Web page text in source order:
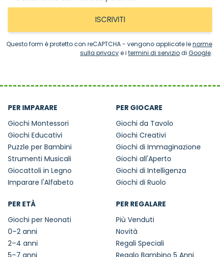
ISCRIVITI
Questo form è protetto con reCAPTCHA - vengono applicate lenorme
sulla privacye i termini di serviziodi Google.
PER IMPARARE
Giochi Montessori
Giochi Educativi
Puzzle per Bambini
Strumenti Musicali
Giocattoli in Legno
Imparare l'Alfabeto
PER GIOCARE
Giochi da Tavolo
Giochi Creativi
Giochi di Immaginazione
Giochi all'Aperto
Giochi di Intelligenza
Giochi di Ruolo
PER ETÀ
Giochi per Neonati
0–2 anni
2–4 anni
PER REGALARE
Più Venduti
Novità
Regali Speciali